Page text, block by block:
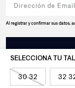
30 32 32
Al registrar y confirmar sus datos,